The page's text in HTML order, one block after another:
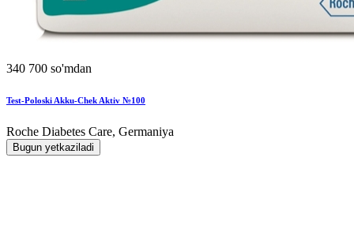
340 700 so'mdan
Test-Poloski Akku-Chek Aktiv №100
Roche Diabetes Care, Germaniya
Bugun yetkaziladi